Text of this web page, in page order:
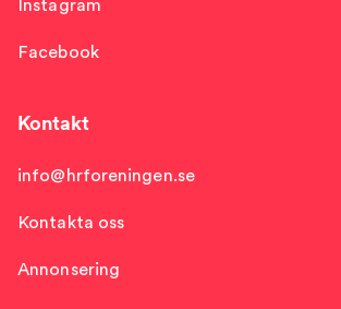
Instagram
Facebook
Kontakt
info@hrforeningen.se
Kontakta oss
Annonsering